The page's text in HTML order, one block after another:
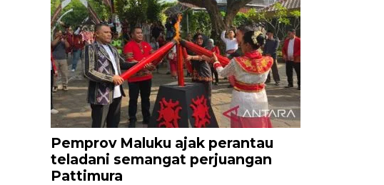
Pemprov Maluku ajak perantau
teladani semangat perjuangan
Pattimura